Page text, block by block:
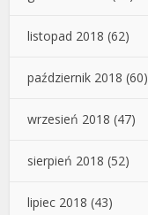
listopad 2018 (62)
październik 2018 (60)
wrzesień 2018 (47)
sierpień 2018 (52)
lipiec 2018 (43)